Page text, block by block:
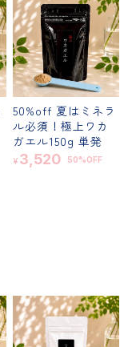
50%off 夏はミネラ
ル必須！極上ワカ
ガエル150g 単発
¥ 3,520 50%OFF